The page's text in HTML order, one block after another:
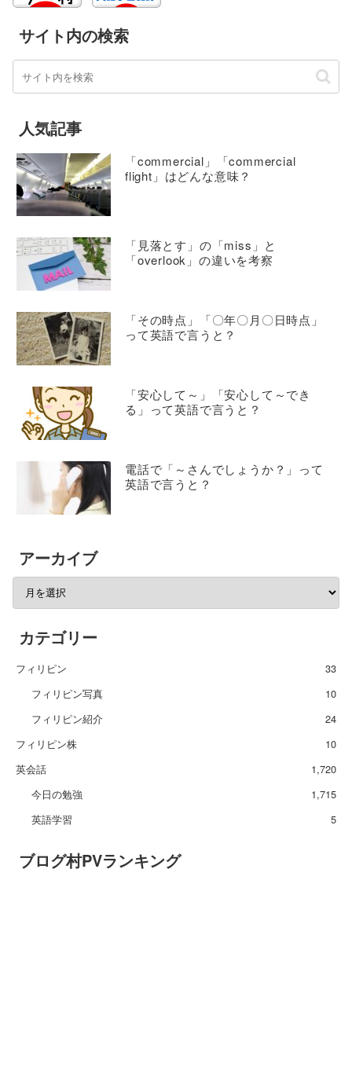
サイト内の検索
人気記事
「commercial」「commercial
flight」はどんな意味？
「見落とす」の「miss」と
「overlook」の違いを考察
「その時点」「〇年〇月〇日時点」
って英語で言うと？
「安心して～」「安心して～でき
る」って英語で言うと？
電話で「～さんでしょうか？」って
英語で言うと？
アーカイブ
カテゴリー
フィリピン
33
フィリピン写真
10
フィリピン紹介
24
フィリピン株
10
英会話
1,720
今日の勉強
1,715
英語学習
5
ブログ村PVランキング